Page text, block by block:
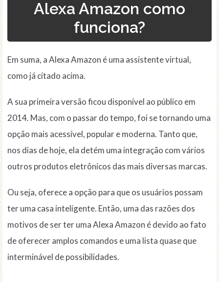
Alexa Amazon como
funciona?
Em suma, a Alexa Amazon é uma assistente virtual,
como já citado acima.
A sua primeira versão ficou disponível ao público em
2014. Mas, com o passar do tempo, foi se tornando uma
opção mais acessível, popular e moderna. Tanto que,
nos dias de hoje, ela detém uma integração com vários
outros produtos eletrônicos das mais diversas marcas.
Ou seja, oferece a opção para que os usuários possam
ter uma casa inteligente. Então, uma das razões dos
motivos de ser ter uma Alexa Amazon é devido ao fato
de oferecer amplos comandos e uma lista quase que
interminável de possibilidades.